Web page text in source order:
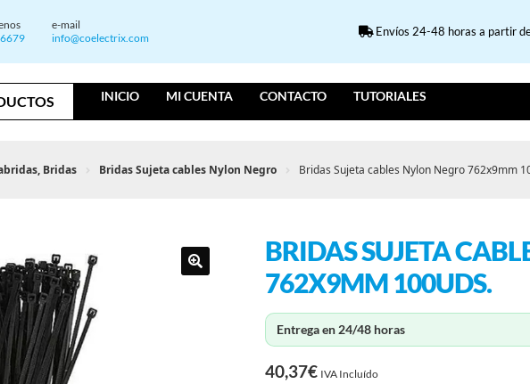
e-mail
info@coelectrix.com
Envíos 24-48 horas a partir
INICIO MI CUENTA CONTACTO TUTORIALES
Bridas Bridas Sujeta cables Nylon Negro Bridas Sujeta cables Nylon Negro 762x9mm
BRIDAS SUJETA
762X9MM 100UDS.
Entrega en 24/48 horas
40,37€ IVA Incluído